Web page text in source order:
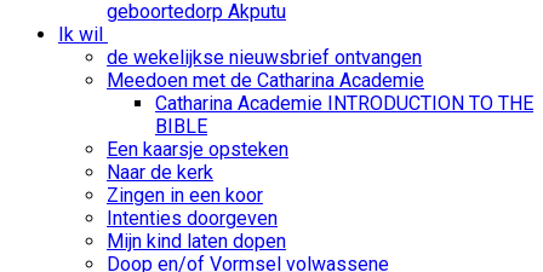
geboortedorp Akputu
Ik wil
de wekelijkse nieuwsbrief ontvangen
Meedoen met de Catharina Academie
Catharina Academie INTRODUCTION TO THE
BIBLE
Een kaarsje opsteken
Naar de kerk
Zingen in een koor
Intenties doorgeven
Mijn kind laten dopen
Doop en/of Vormsel volwassene